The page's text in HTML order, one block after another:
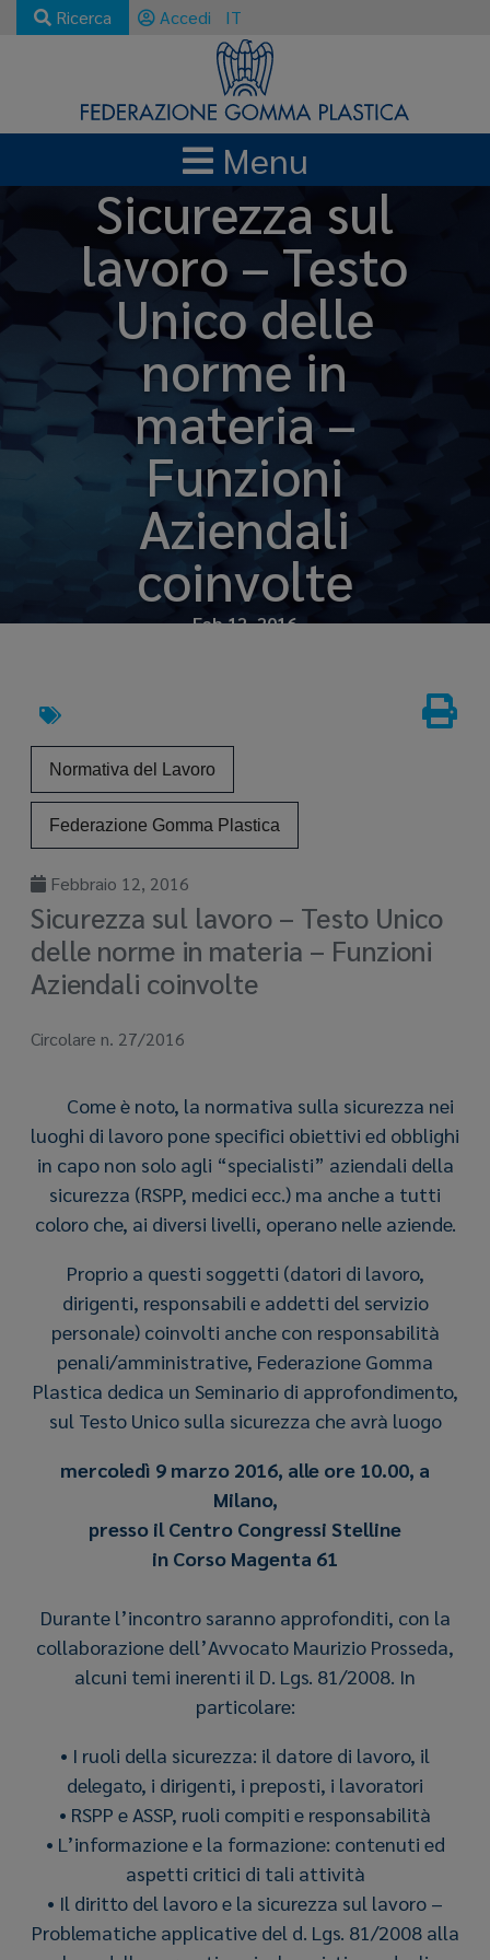
Ricerca Accedi IT
Menu
Sicurezza sul
lavoro – Testo
Unico delle
norme in
materia –
Funzioni
Aziendali
coinvolte
Feb 12, 2016
Normativa del Lavoro
Federazione Gomma Plastica
Febbraio 12, 2016
Sicurezza sul lavoro – Testo Unico
delle norme in materia – Funzioni
Aziendali coinvolte
Circolare n. 27/2016
Come è noto, la normativa sulla sicurezza nei
luoghi di lavoro pone specifici obiettivi ed obblighi
in capo non solo agli “specialisti” aziendali della
sicurezza (RSPP, medici ecc.) ma anche a tutti
coloro che, ai diversi livelli, operano nelle aziende.
Proprio a questi soggetti (datori di lavoro,
dirigenti, responsabili e addetti del servizio
personale) coinvolti anche con responsabilità
penali/amministrative, Federazione Gomma
Plastica dedica un Seminario di approfondimento,
sul Testo Unico sulla sicurezza che avrà luogo
mercoledì 9 marzo 2016, alle ore 10.00, a
Milano,
presso il Centro Congressi Stelline
in Corso Magenta 61
Durante l’incontro saranno approfonditi, con la
collaborazione dell’Avvocato Maurizio Prosseda,
alcuni temi inerenti il D. Lgs. 81/2008. In
particolare:
• I ruoli della sicurezza: il datore di lavoro, il
delegato, i dirigenti, i preposti, i lavoratori
• RSPP e ASSP, ruoli compiti e responsabilità
• L’informazione e la formazione: contenuti ed
aspetti critici di tali attività
• Il diritto del lavoro e la sicurezza sul lavoro –
Problematiche applicative del d. Lgs. 81/2008 alla